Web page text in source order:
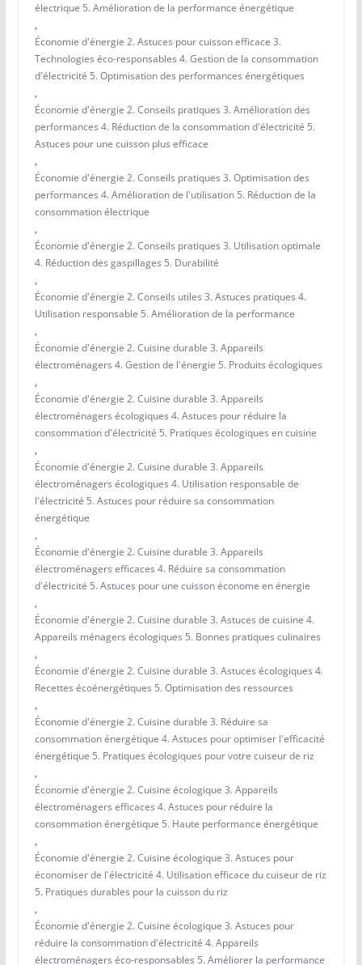
électrique 5. Amélioration de la performance énergétique
,
Économie d'énergie 2. Astuces pour cuisson efficace 3.
Technologies éco-responsables 4. Gestion de la consommation
d'électricité 5. Optimisation des performances énergétiques
,
Économie d'énergie 2. Conseils pratiques 3. Amélioration des
performances 4. Réduction de la consommation d'électricité 5.
Astuces pour une cuisson plus efficace
,
Économie d'énergie 2. Conseils pratiques 3. Optimisation des
performances 4. Amélioration de l'utilisation 5. Réduction de la
consommation électrique
,
Économie d'énergie 2. Conseils pratiques 3. Utilisation optimale
4. Réduction des gaspillages 5. Durabilité
,
Économie d'énergie 2. Conseils utiles 3. Astuces pratiques 4.
Utilisation responsable 5. Amélioration de la performance
,
Économie d'énergie 2. Cuisine durable 3. Appareils
électroménagers 4. Gestion de l'énergie 5. Produits écologiques
,
Économie d'énergie 2. Cuisine durable 3. Appareils
électroménagers écologiques 4. Astuces pour réduire la
consommation d'électricité 5. Pratiques écologiques en cuisine
,
Économie d'énergie 2. Cuisine durable 3. Appareils
électroménagers écologiques 4. Utilisation responsable de
l'électricité 5. Astuces pour réduire sa consommation
énergétique
,
Économie d'énergie 2. Cuisine durable 3. Appareils
électroménagers efficaces 4. Réduire sa consommation
d'électricité 5. Astuces pour une cuisson économe en énergie
,
Économie d'énergie 2. Cuisine durable 3. Astuces de cuisine 4.
Appareils ménagers écologiques 5. Bonnes pratiques culinaires
,
Économie d'énergie 2. Cuisine durable 3. Astuces écologiques 4.
Recettes écoénergétiques 5. Optimisation des ressources
,
Économie d'énergie 2. Cuisine durable 3. Réduire sa
consommation énergétique 4. Astuces pour optimiser l'efficacité
énergétique 5. Pratiques écologiques pour votre cuiseur de riz
,
Économie d'énergie 2. Cuisine écologique 3. Appareils
électroménagers efficaces 4. Astuces pour réduire la
consommation énergétique 5. Haute performance énergétique
,
Économie d'énergie 2. Cuisine écologique 3. Astuces pour
économiser de l'électricité 4. Utilisation efficace du cuiseur de riz
5. Pratiques durables pour la cuisson du riz
,
Économie d'énergie 2. Cuisine écologique 3. Astuces pour
réduire la consommation d'électricité 4. Appareils
électroménagers éco-responsables 5. Améliorer la performance